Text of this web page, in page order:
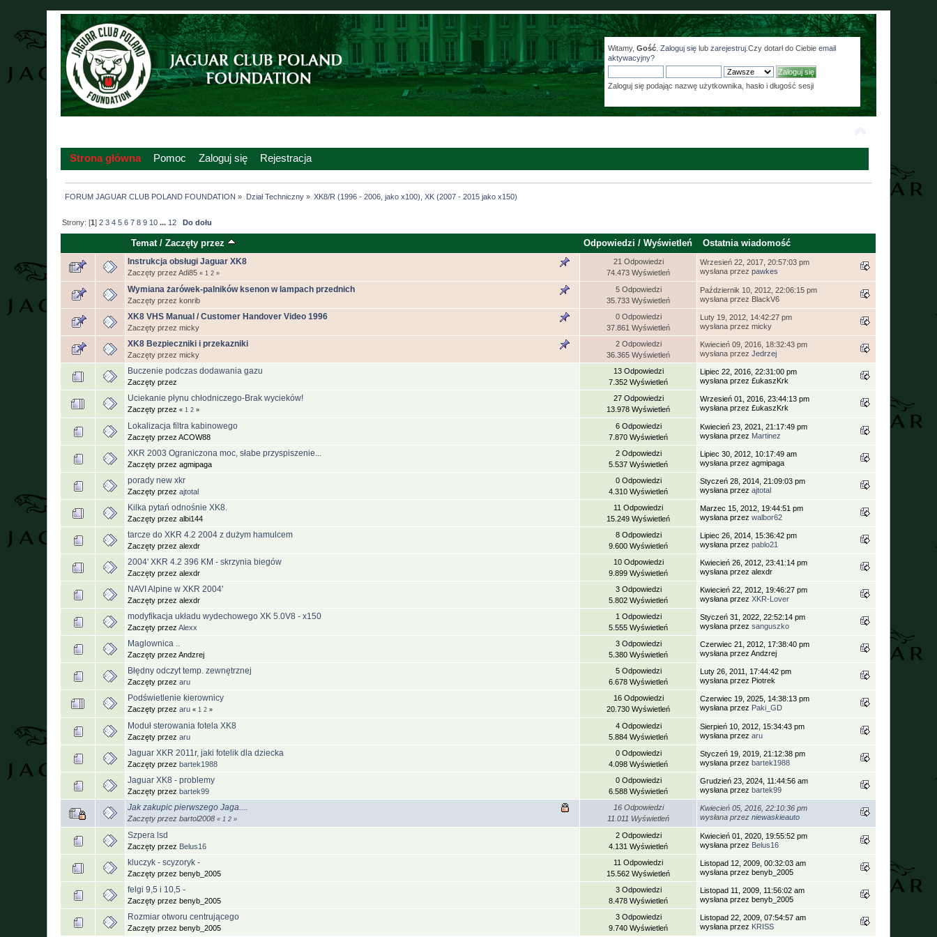
Witamy, Gość. Zaloguj sięlub zarejestruj.Czy dotarł do Ciebie email
aktywacyjny?
Zaloguj się podając nazwę użytkownika, hasło i długość sesji
Strona główna Pomoc Zaloguj się Rejestracja
FORUM JAGUAR CLUB POLAND FOUNDATION » Dział Techniczny» XK8/R (1996 - 2006, jako x100), XK (2007 - 2015 jako x150)
Strony: [1]2 3 4 5 6 7 8 9 10 ... 12 Do dołu
Temat/Zaczęty przez Odpowiedzi /Wyświetleń Ostatnia wiadomość
Instrukcja obsługi Jaguar XK8
Zaczęty przez Adi85«1 2 »
21 Odpowiedzi
74.473 Wyświetleń
Wrzesień 22, 2017, 20:57:03 pm
wysłana przezpawkes
Wymiana żarówek-palników ksenon w lampach przednich
Zaczęty przez konrib
5 Odpowiedzi
35.733 Wyświetleń
Październik 10, 2012, 22:06:15 pm
wysłana przez BlackV6
XK8 VHS Manual / Customer Handover Video 1996
Zaczęty przez micky
0 Odpowiedzi
37.861 Wyświetleń
Luty 19, 2012, 14:42:27 pm
wysłana przez micky
XK8 Bezpieczniki i przekazniki
Zaczęty przez micky
2 Odpowiedzi
36.365 Wyświetleń
Kwiecień 09, 2016, 18:32:43 pm
wysłana przezJedrzej
Buczenie podczas dodawania gazu
Zaczęty przez
13 Odpowiedzi
7.352 Wyświetleń
Lipiec 22, 2016, 22:31:00 pm
wysłana przez £ukaszKrk
Uciekanie płynu chłodniczego-Brak wycieków!
Zaczęty przez«1 2 »
27 Odpowiedzi
13.978 Wyświetleń
Wrzesień 01, 2016, 23:44:13 pm
wysłana przez £ukaszKrk
Lokalizacja filtra kabinowego
Zaczęty przez ACOW88
6 Odpowiedzi
7.870 Wyświetleń
Kwiecień 23, 2021, 21:17:49 pm
wysłana przez Martinez
XKR 2003 Ograniczona moc, słabe przyspiszenie...
Zaczęty przez agmipaga
2 Odpowiedzi
5.537 Wyświetleń
Lipiec 30, 2012, 10:17:49 am
wysłana przez agmipaga
porady new xkr
Zaczęty przezajtotal
0 Odpowiedzi
4.310 Wyświetleń
Styczeń 28, 2014, 21:09:03 pm
wysłana przezajtotal
Kilka pytań odnośnie XK8.
Zaczęty przez albi144
11 Odpowiedzi
15.249 Wyświetleń
Marzec 15, 2012, 19:44:51 pm
wysłana przezwalbor62
tarcze do XKR 4.2 2004 z dużym hamulcem
Zaczęty przez alexdr
8 Odpowiedzi
9.600 Wyświetleń
Lipiec 26, 2014, 15:36:42 pm
wysłana przezpablo21
2004' XKR 4.2 396 KM - skrzynia biegów
Zaczęty przez alexdr
10 Odpowiedzi
9.899 Wyświetleń
Kwiecień 26, 2012, 23:41:14 pm
wysłana przez alexdr
NAVI Alpine w XKR 2004'
Zaczęty przez alexdr
3 Odpowiedzi
5.802 Wyświetleń
Kwiecień 22, 2012, 19:46:27 pm
wysłana przezXKR-Lover
modyfikacja układu wydechowego XK 5.0V8 - x150
Zaczęty przezAlexx
1 Odpowiedzi
5.555 Wyświetleń
Styczeń 31, 2022, 22:52:14 pm
wysłana przezsanguszko
Maglownica ..
Zaczęty przez Andzrej
3 Odpowiedzi
5.380 Wyświetleń
Czerwiec 21, 2012, 17:38:40 pm
wysłana przez Andzrej
Błędny odczyt temp. zewnętrznej
Zaczęty przezaru
5 Odpowiedzi
6.678 Wyświetleń
Luty 26, 2011, 17:44:42 pm
wysłana przez Piotrek
Podświetlenie kierownicy
Zaczęty przezaru «1 2 »
16 Odpowiedzi
20.730 Wyświetleń
Czerwiec 19, 2025, 14:38:13 pm
wysłana przez Paki_GD
Moduł sterowania fotela XK8
Zaczęty przezaru
4 Odpowiedzi
5.884 Wyświetleń
Sierpień 10, 2012, 15:34:43 pm
wysłana przezaru
Jaguar XKR 2011r, jaki fotelik dla dziecka
Zaczęty przez bartek1988
0 Odpowiedzi
4.098 Wyświetleń
Styczeń 19, 2019, 21:12:38 pm
wysłana przez bartek1988
Jaguar XK8 - problemy
Zaczęty przez bartek99
0 Odpowiedzi
6.588 Wyświetleń
Grudzień 23, 2024, 11:44:56 am
wysłana przez bartek99
Jak zakupic pierwszego Jaga....
Zaczęty przez bartol2008«1 2 »
16 Odpowiedzi
11.011 Wyświetleń
Kwiecień 05, 2016, 22:10:36 pm
wysłana przezniewaskieauto
Szpera lsd
Zaczęty przez Belus16
2 Odpowiedzi
4.131 Wyświetleń
Kwiecień 01, 2020, 19:55:52 pm
wysłana przez Belus16
kluczyk - scyzoryk -
Zaczęty przez benyb_2005
11 Odpowiedzi
15.562 Wyświetleń
Listopad 12, 2009, 00:32:03 am
wysłana przez benyb_2005
felgi 9,5 i 10,5 -
Zaczęty przez benyb_2005
3 Odpowiedzi
8.478 Wyświetleń
Listopad 11, 2009, 11:56:02 am
wysłana przez benyb_2005
Rozmiar otworu centrującego
Zaczęty przez benyb_2005
3 Odpowiedzi
9.740 Wyświetleń
Listopad 22, 2009, 07:54:57 am
wysłana przez KRISS